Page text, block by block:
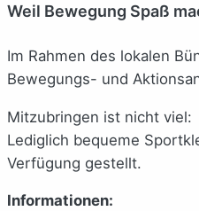
Weil Bewegung Spaß
Im Rahmen des lokalen
Bewegungs- und
Mitzubringen ist nicht viel:
Lediglich bequeme
Verfügung gestellt.
Informationen: